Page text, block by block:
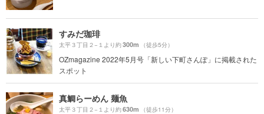
すみだ珈琲
太平３丁目２−１より約300m （徒歩5分）
OZmagazine 2022年5月号「新しい下町さんぽ」に掲載された
スポット
真鯛らーめん 麺魚
太平３丁目２−１より約630m （徒歩11分）